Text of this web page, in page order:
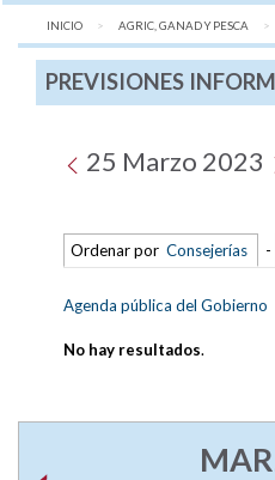
INICIO AGRIC, GANAD Y PESCA
PREVISIONES
25 Marzo 2023
Ordenar por Consejerías -
Agenda pública del Gobierno
No hay resultados.